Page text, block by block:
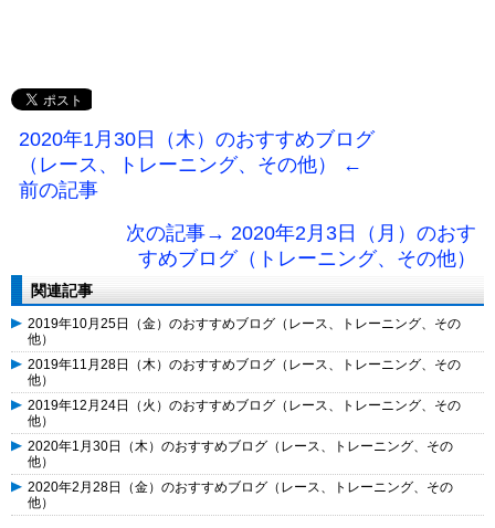
2020年1月30日（木）のおすすめブログ
（レース、トレーニング、その他） ←
前の記事
次の記事→ 2020年2月3日（月）のおす
すめブログ（トレーニング、その他）
関連記事
2019年10月25日（金）のおすすめブログ（レース、トレーニング、その
他）
2019年11月28日（木）のおすすめブログ（レース、トレーニング、その
他）
2019年12月24日（火）のおすすめブログ（レース、トレーニング、その
他）
2020年1月30日（木）のおすすめブログ（レース、トレーニング、その
他）
2020年2月28日（金）のおすすめブログ（レース、トレーニング、その
他）